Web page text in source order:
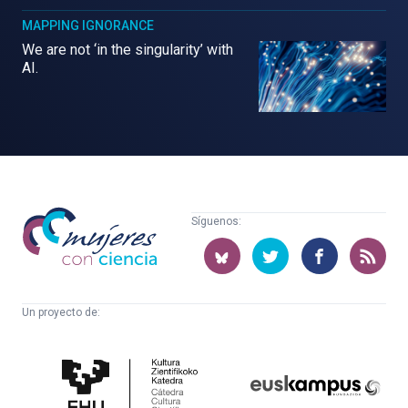
MAPPING IGNORANCE
We are not ‘in the singularity’ with
AI.
Mujeres
con
ciencia
Síguenos:
Un proyecto de:
Cultura
Científica